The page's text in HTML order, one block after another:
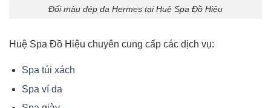
Đổi màu dép da Hermes tại Huệ Spa Đồ Hiệu
Huệ Spa Đồ Hiệu chuyên cung cấp các dịch vụ:
Spa túi xách
Spa ví da